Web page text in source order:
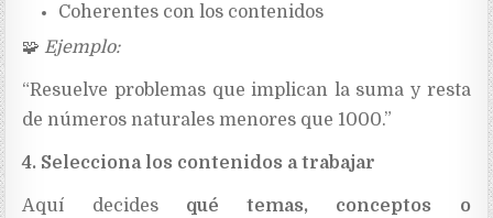
Coherentes con los contenidos
🧩 Ejemplo:
“Resuelve problemas que implican la suma y resta
de números naturales menores que 1000.”
4. Selecciona los contenidos a trabajar
Aquí decides qué temas, conceptos o